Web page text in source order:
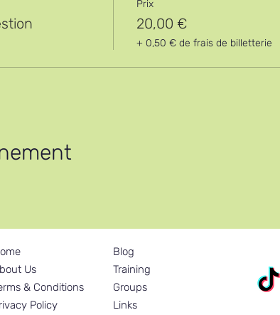
Prix
20,00 €
+ 0,50 € de frais de billetterie
Us
& Conditions
Policy
Blog
Training
Groups
Links